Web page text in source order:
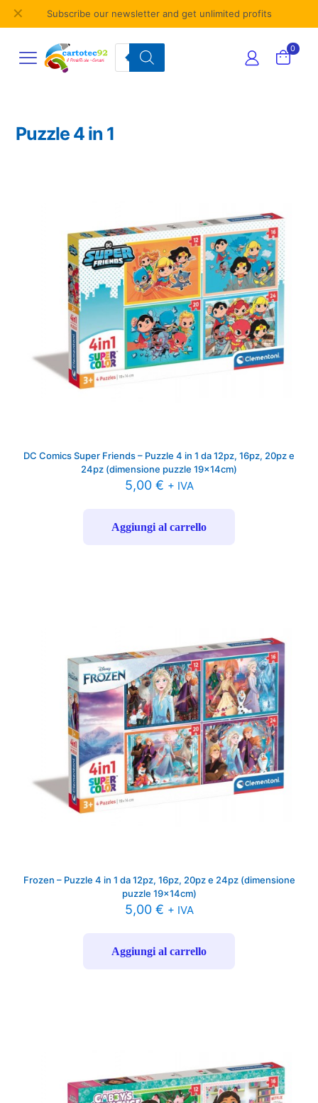
Subscribe our newsletter and get unlimited profits
✕
Products
search
0
Puzzle 4 in 1
DC Comics Super Friends – Puzzle 4 in 1 da 12pz, 16pz, 20pz e
24pz (dimensione puzzle 19x14cm)
5,00 € + IVA
Aggiungi al carrello
Frozen – Puzzle 4 in 1 da 12pz, 16pz, 20pz e 24pz (dimensione
puzzle 19x14cm)
5,00 € + IVA
Aggiungi al carrello